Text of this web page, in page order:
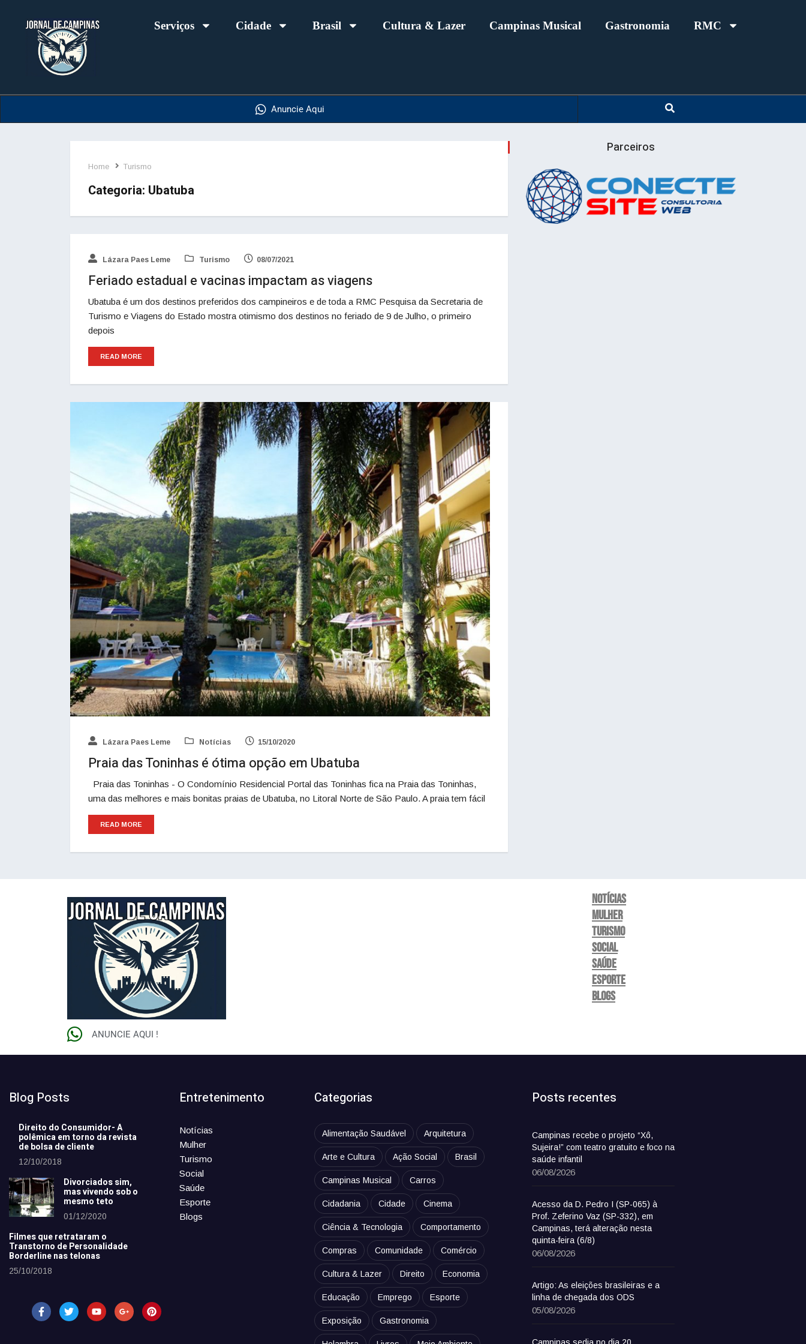
Serviços Cidade Brasil Cultura & Lazer Campinas Musical Gastronomia RMC
Anuncie Aqui
Home Turismo
Categoria: Ubatuba
Lázara Paes Leme Turismo 08/07/2021
Feriado estadual e vacinas impactam as viagens
Ubatuba é um dos destinos preferidos dos campineiros e de toda a RMC Pesquisa da Secretaria de
Turismo e Viagens do Estado mostra otimismo dos destinos no feriado de 9 de Julho, o primeiro
depois
READ MORE
Lázara Paes Leme Notícias 15/10/2020
Praia das Toninhas é ótima opção em Ubatuba
Praia das Toninhas - O Condomínio Residencial Portal das Toninhas fica na Praia das Toninhas,
uma das melhores e mais bonitas praias de Ubatuba, no Litoral Norte de São Paulo. A praia tem fácil
READ MORE
Parceiros
ANUNCIE AQUI !
Notícias
Mulher
Turismo
Social
Saúde
Esporte
Blogs
Blog Posts
Direito do Consumidor- A
polêmica em torno da revista
de bolsa de cliente
12/10/2018
Divorciados sim,
mas vivendo sob o
mesmo teto
01/12/2020
Filmes que retrataram o
Transtorno de Personalidade
Borderline nas telonas
25/10/2018
Entretenimento
Notícias
Mulher
Turismo
Social
Saúde
Esporte
Blogs
Categorias
Alimentação Saudável Arquitetura
Arte e Cultura Ação Social Brasil
Campinas Musical Carros
Cidadania Cidade Cinema
Ciência & Tecnologia Comportamento
Compras Comunidade Comércio
Cultura & Lazer Direito Economia
Educação Emprego Esporte
Exposição Gastronomia
Posts recentes
Campinas recebe o projeto “Xô,
Sujeira!” com teatro gratuito e foco na
saúde infantil
06/08/2026
Acesso da D. Pedro I (SP-065) à
Prof. Zeferino Vaz (SP-332), em
Campinas, terá alteração nesta
quinta-feira (6/8)
06/08/2026
Artigo: As eleições brasileiras e a
linha de chegada dos ODS
05/08/2026